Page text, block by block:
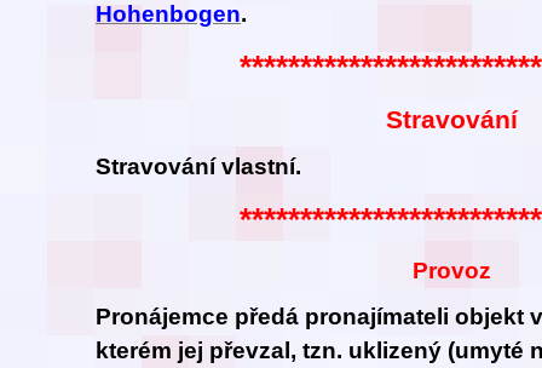
Hohenbogen.
Stravování
Stravování vlastní.
Provoz
Pronájemce předá pronajímateli objekt
kterém jej převzal, tzn. uklizený (umyté